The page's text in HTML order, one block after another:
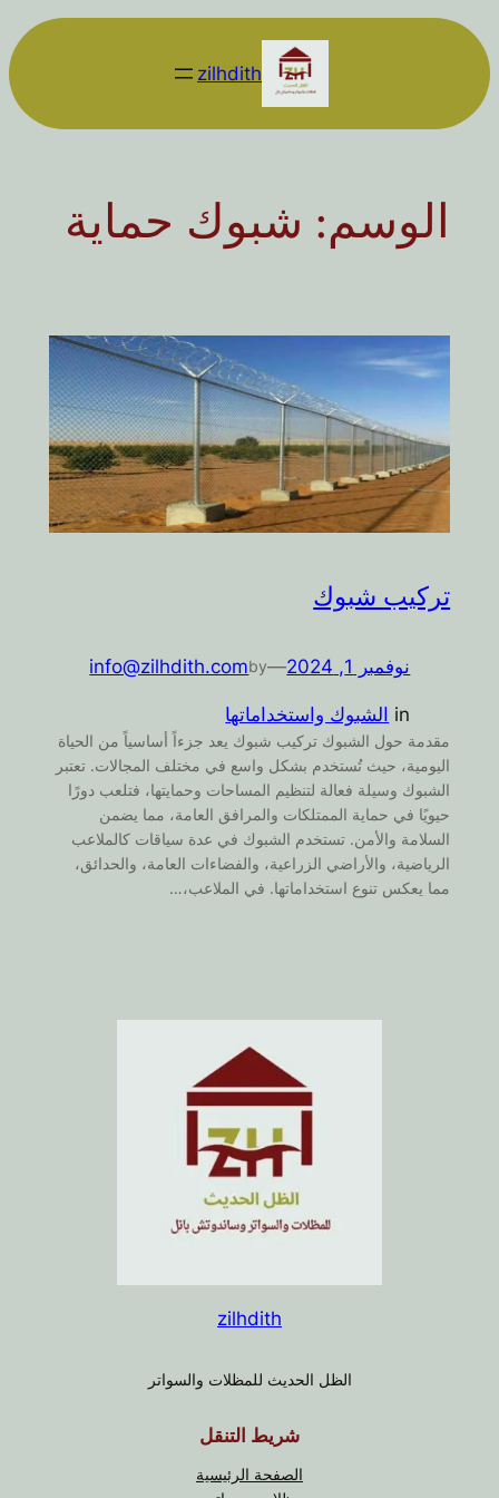
تخطى
إلى
المحتوى
zilhdith
الوسم: شبوك حماية
تركيب شبوك
نوفمبر 1, 2024 —
by
info@zilhdith.com
in الشبوك واستخداماتها
مقدمة حول الشبوك تركيب شبوك يعد جزءاً أساسياً من الحياة
اليومية، حيث تُستخدم بشكل واسع في مختلف المجالات. تعتبر
الشبوك وسيلة فعالة لتنظيم المساحات وحمايتها، فتلعب دورًا
حيويًا في حماية الممتلكات والمرافق العامة، مما يضمن
السلامة والأمن. تستخدم الشبوك في عدة سياقات كالملاعب
الرياضية، والأراضي الزراعية، والفضاءات العامة، والحدائق،
مما يعكس تنوع استخداماتها. في الملاعب،…
zilhdith
الظل الحديث للمظلات والسواتر
شريط التنقل
الصفحة الرئيسية